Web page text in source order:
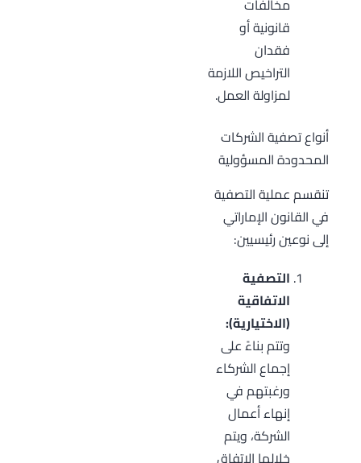
قانونية أو
فقدان
التراخيص اللازمة
لمزاولة العمل.
أنواع تصفية الشركات
المحدودة المسؤولية
تنقسم عملية التصفية
في القانون الإماراتي
إلى نوعين رئيسيين:
التصفية
الاتفاقية
(الاختيارية):
وتتم بناءً على
إجماع الشركاء
ورغبتهم في
إنهاء أعمال
الشركة، ويتم
خلالها الاتفاق